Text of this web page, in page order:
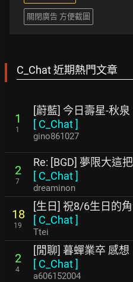
關閉廣告 方便截圖
C_Chat 近期熱門文章
1
1
[蔚藍] 今日壽星-秋泉
[ C_Chat]
gino861027
2
7
Re: [BGD] 夢限大這
[ C_Chat]
dreaminon
18
19
[生日] 祝8/6生日的
[ C_Chat]
Ttei
2
4
[閒聊] 暮蟬業卒 感想
[ C_Chat]
a606152004